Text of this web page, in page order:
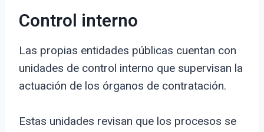
Control interno
Las propias entidades públicas cuentan con
unidades de control interno que supervisan la
actuación de los órganos de contratación.
Estas unidades revisan que los procesos se